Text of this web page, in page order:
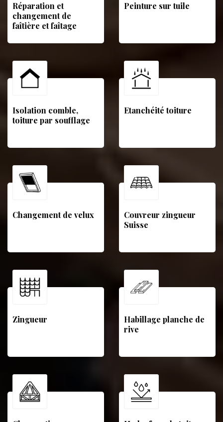
Réparation et
changement de
faîtière et faîtage
Peinture sur tuile
Isolation comble,
toiture par soufflage
Etanchéité toiture
Changement de velux
Couvreur zingueur
Suisse
Zingueur
Habillage planche de
rive